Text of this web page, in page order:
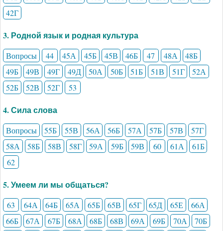
42Г
3. Родной язык и родная культура
Вопросы 44 45А 45Б 45В 46Б 47 48А
48Б
49Б
49В 49Г 49Д 50А 50Б 51Б 51В 51Г
52А
52Б
52В 52Г 53
4. Сила слова
Вопросы 55Б 55В 56А 56Б 57А 57Б 57В
57Г
58А
58Б 58В 58Г 59А 59Б 59В 60 61А
61Б
62
5. Умеем ли мы общаться?
63 64А 64Б 65А 65Б 65В 65Г 65Д 65Е
66А
66Б
67А 67Б 68А 68Б 68В 69А 69Б 70А
70Б